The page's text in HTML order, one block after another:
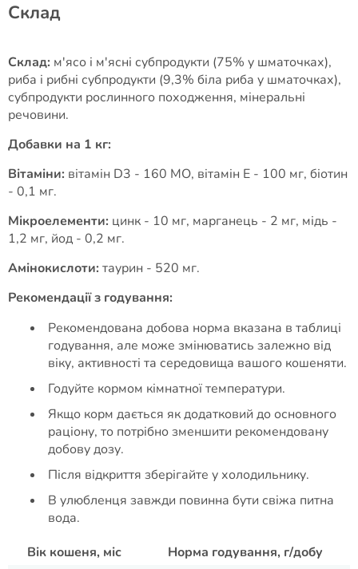
Cклад
Склад: м'ясо і м'ясні субпродукти (75% у шматочках),
риба і рибні субпродукти (9,3% біла риба у шматочках),
субпродукти рослинного походження, мінеральні
речовини.
Добавки на 1 кг:
Вітаміни: вітамін D3 - 160 МО, вітамін E - 100 мг, біотин
- 0,1 мг.
Мікроелементи: цинк - 10 мг, марганець - 2 мг, мідь -
1,2 мг, йод - 0,2 мг.
Амінокислоти: таурин - 520 мг.
Рекомендації з годування:
Рекомендована добова норма вказана в таблиці
годування, але може змінюватись залежно від
віку, активності та середовища вашого кошеняти.
Годуйте кормом кімнатної температури.
Якщо корм дається як додатковий до основного
раціону, то потрібно зменшити рекомендовану
добову дозу.
Після відкриття зберігайте у холодильнику.
В улюбленця завжди повинна бути свіжа питна
вода.
Вік кошеня, міс
Норма годування, г/добу